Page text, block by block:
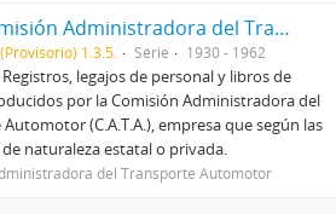
Serie Comisión Administradora del Transporte Automotor (C.A.T.A.)
1.3.5. Série 1930 - 1962
legajos de personal y libros de
por la Comisión Administradora del
(C.A.T.A.), empresa que según las
naturaleza estatal o privada.
del Transporte Automotor